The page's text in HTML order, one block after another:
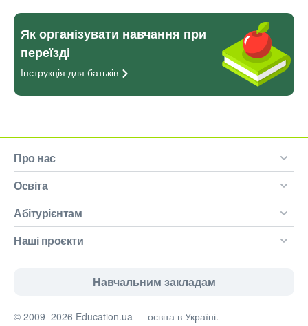
Як організувати навчання при
переїзді
Інструкція для батьків
Про нас
Освіта
Абітурієнтам
Наші проєкти
Навчальним закладам
© 2009–2026 Education.ua — освіта в Україні.